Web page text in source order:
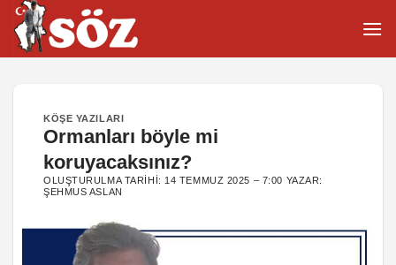
İçeriğe
atla
KÖŞE YAZILARI
Ormanları böyle mi
koruyacaksınız?
OLUŞTURULMA TARIHI: 14 TEMMUZ 2025 – 7:00 YAZAR:
ŞEHMUS ASLAN